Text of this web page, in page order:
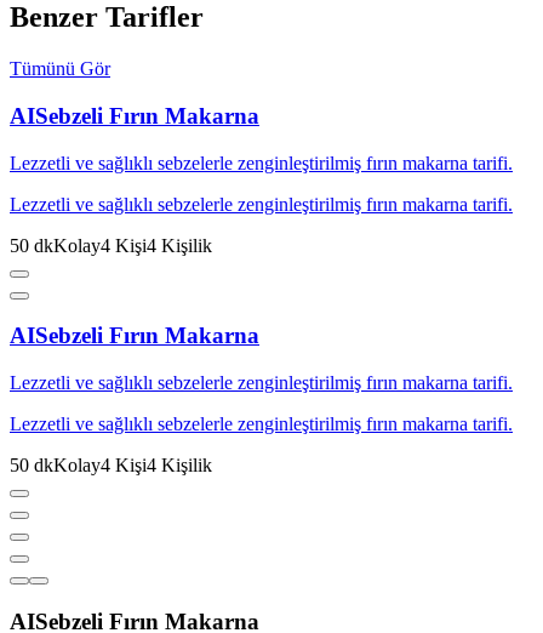
Benzer Tarifler
Tümünü Gör
AISebzeli Fırın Makarna
Lezzetli ve sağlıklı sebzelerle zenginleştirilmiş fırın makarna tarifi.
Lezzetli ve sağlıklı sebzelerle zenginleştirilmiş fırın makarna tarifi.
50 dkKolay4 Kişi4 Kişilik
AISebzeli Fırın Makarna
Lezzetli ve sağlıklı sebzelerle zenginleştirilmiş fırın makarna tarifi.
Lezzetli ve sağlıklı sebzelerle zenginleştirilmiş fırın makarna tarifi.
50 dkKolay4 Kişi4 Kişilik
AISebzeli Fırın Makarna